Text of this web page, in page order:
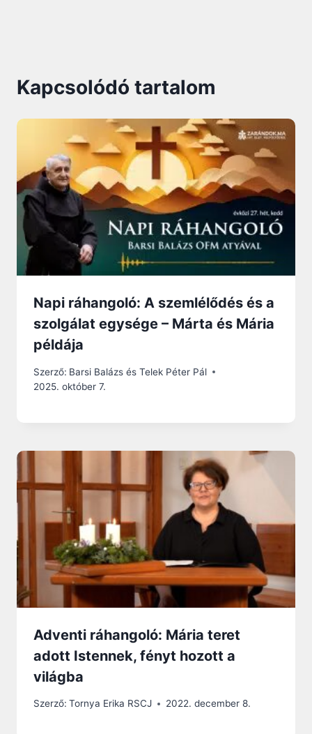
Kapcsolódó tartalom
Napi ráhangoló: A szemlélődés és a
szolgálat egysége – Márta és Mária
példája
Szerző: Barsi Balázs és Telek Péter Pál
2025. október 7.
Adventi ráhangoló: Mária teret
adott Istennek, fényt hozott a
világba
Szerző: Tornya Erika RSCJ 2022. december 8.